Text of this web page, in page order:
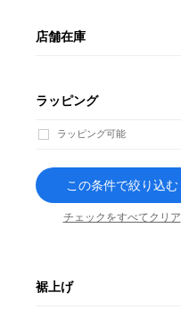
店舗在庫
ラッピング
ラッピング可能
この条件で絞り込む
チェックをすべてクリア
裾上げ